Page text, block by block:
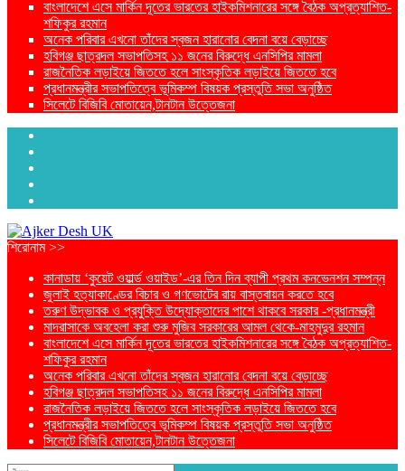
বাংলাদেশে এসে মার্কিন দূতের ভারতের হাইকমিশনারের সঙ্গে বৈঠক অপ্রত্যাশিত-
শফিকুর রহমান
অনেক পরিবার এখনো তাঁদের স্বজন হারানোর বেদনা বয়ে বেড়াচ্ছে
হবিগঞ্জ ছাত্রদল সভাপতিসহ ১১ জনের বিরুদ্ধে এনসিপির মামলা
রাজনৈতিক লড়াইয়ে জিততে হলে সাংস্কৃতিক লড়াইয়ে জিততে হবে
প্রধানমন্ত্রীর সভাপতিত্বে ভূমিকম্প বিষয়ক প্রস্তুতি সভা অনুষ্ঠিত
সিলেটে বিজিবি মোতায়েন,টানটান উত্তেজনা
শিরোনাম >>
কানাডায় ‘কুয়েট ওয়ার্ল্ড ওয়াইড’-এর তিন দিন ব্যাপী প্রথম কনভেনশন সম্পন্ন
জুলাই হত্যাকাণ্ডের বিচার ও গণভোটের রায় বাস্তবায়ন করতে হবে
তরুণ উদ্ভাবক ও প্রযুক্তি উদ্যোক্তাদের পাশে থাকবে সরকার -প্রধানমন্ত্রী
মাদরাসাকে অবহেলা করা শুরু মুজিব সরকারের আমল থেকে-মাহমুদুর রহমান
বাংলাদেশে এসে মার্কিন দূতের ভারতের হাইকমিশনারের সঙ্গে বৈঠক অপ্রত্যাশিত-
শফিকুর রহমান
অনেক পরিবার এখনো তাঁদের স্বজন হারানোর বেদনা বয়ে বেড়াচ্ছে
হবিগঞ্জ ছাত্রদল সভাপতিসহ ১১ জনের বিরুদ্ধে এনসিপির মামলা
রাজনৈতিক লড়াইয়ে জিততে হলে সাংস্কৃতিক লড়াইয়ে জিততে হবে
প্রধানমন্ত্রীর সভাপতিত্বে ভূমিকম্প বিষয়ক প্রস্তুতি সভা অনুষ্ঠিত
সিলেটে বিজিবি মোতায়েন,টানটান উত্তেজনা